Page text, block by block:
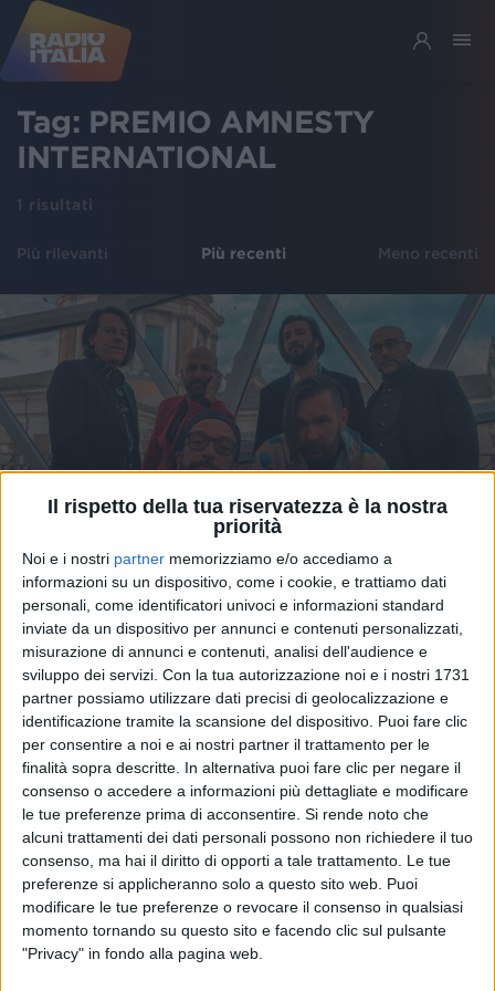
Il rispetto della tua riservatezza è la nostra
priorità
Noi e i nostri partner memorizziamo e/o accediamo a
informazioni su un dispositivo, come i cookie, e trattiamo dati
personali, come identificatori univoci e informazioni standard
inviate da un dispositivo per annunci e contenuti personalizzati,
misurazione di annunci e contenuti, analisi dell'audience e
sviluppo dei servizi. Con la tua autorizzazione noi e i nostri 1731
partner possiamo utilizzare dati precisi di geolocalizzazione e
identificazione tramite la scansione del dispositivo. Puoi fare clic
per consentire a noi e ai nostri partner il trattamento per le
finalità sopra descritte. In alternativa puoi fare clic per negare il
consenso o accedere a informazioni più dettagliate e modificare
le tue preferenze prima di acconsentire. Si rende noto che
alcuni trattamenti dei dati personali possono non richiedere il tuo
consenso, ma hai il diritto di opporti a tale trattamento. Le tue
preferenze si applicheranno solo a questo sito web. Puoi
modificare le tue preferenze o revocare il consenso in qualsiasi
momento tornando su questo sito e facendo clic sul pulsante
"Privacy" in fondo alla pagina web.
Tag: PREMIO AMNESTY
INTERNATIONAL
1 risultati
Più rilevanti Più recenti Meno recenti
NEWS 20 apr 2021
I Negramaro vincono il Premio Amnesty
con “Dalle mie parti”
È la miglior canzone sui diritti umani: Sangiorgi si
emoziona e la canta sui social
diAndrea Basso